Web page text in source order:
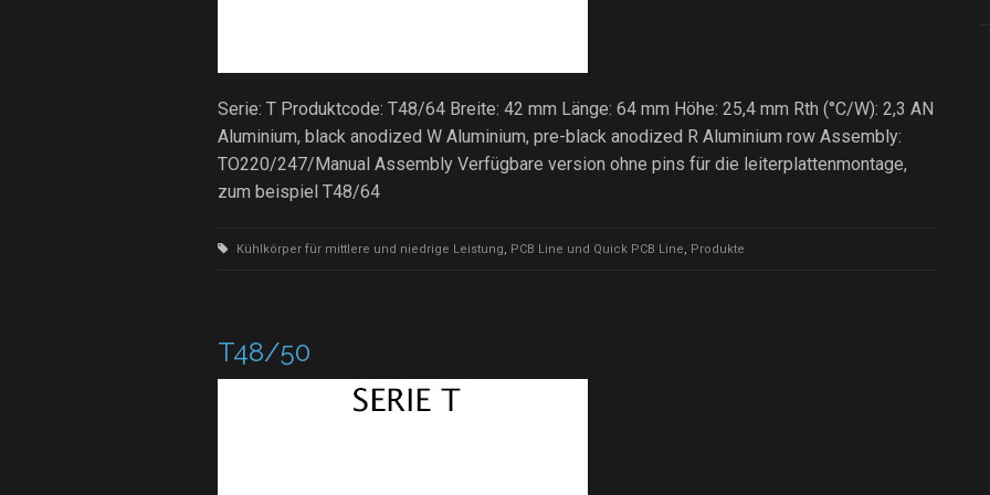
Serie: T Produktcode: T48/64 Breite: 42 mm Länge: 64 mm Höhe: 25,4 mm Rth (°C/W): 2,3 AN
Aluminium, black anodized W Aluminium, pre-black anodized R Aluminium row Assembly:
TO220/247/Manual Assembly Verfügbare version ohne pins für die leiterplattenmontage,
zum beispiel T48/64
Kühlkörper für mittlere und niedrige Leistung, PCB Line und Quick PCB Line, Produkte
T48/50